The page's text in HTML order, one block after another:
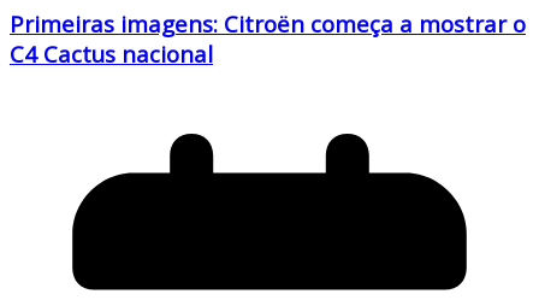
Primeiras imagens: Citroën começa a mostrar o
C4 Cactus nacional